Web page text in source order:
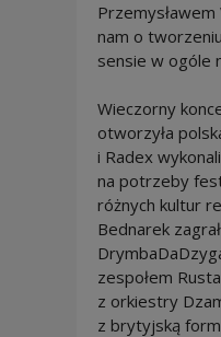
nam o
sensie w ogóle
Wieczorny
otworzyła
i Radex
na potrzeby
różnych kultur
Bednarek
zespołem
z orkiestry
z brytyjską